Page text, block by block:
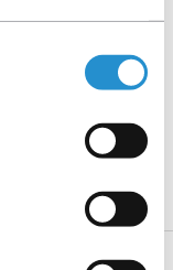
anders